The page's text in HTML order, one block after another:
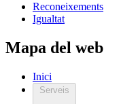
Reconeixements
Igualtat
Mapa del web
Inici
Serveis